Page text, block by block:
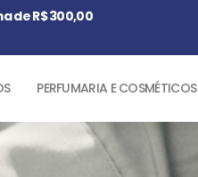
de R$ 300,00
PERFUMARIA E COSMÉTICOS